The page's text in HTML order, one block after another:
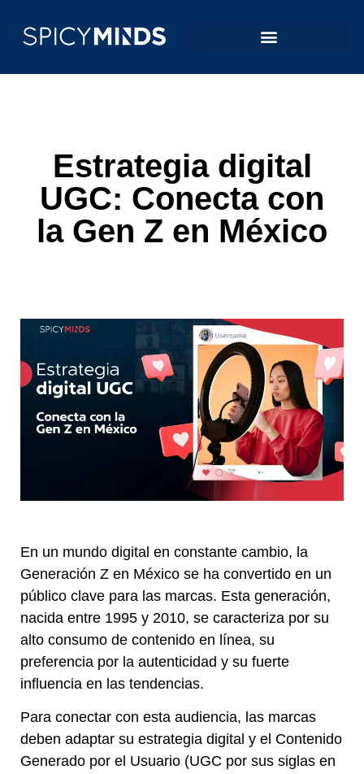
Estrategia digital
UGC: Conecta con
la Gen Z en México
En un mundo digital en constante cambio, la
Generación Z en México se ha convertido en un
público clave para las marcas. Esta generación,
nacida entre 1995 y 2010, se caracteriza por su
alto consumo de contenido en línea, su
preferencia por la autenticidad y su fuerte
influencia en las tendencias.
Para conectar con esta audiencia, las marcas
deben adaptar su estrategia digital y el Contenido
Generado por el Usuario (UGC por sus siglas en